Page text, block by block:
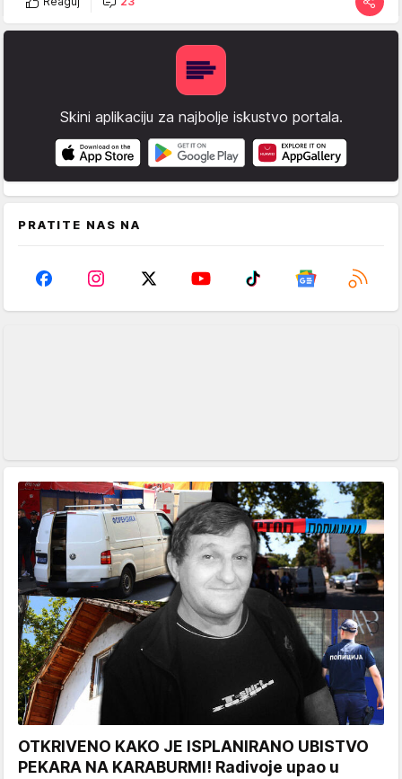
Skini aplikaciju za najbolje iskustvo portala.
PRATITE NAS NA
OTKRIVENO KAKO JE ISPLANIRANO UBISTVO
PEKARA NA KARABURMI! Radivoje upao u